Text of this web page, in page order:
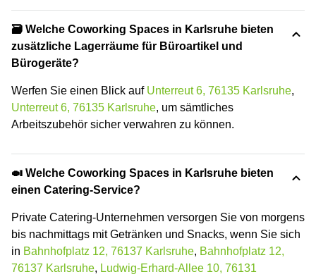
🗃️ Welche Coworking Spaces in Karlsruhe bieten
zusätzliche Lagerräume für Büroartikel und
Bürogeräte?
Werfen Sie einen Blick auf Unterreut 6, 76135 Karlsruhe,
Unterreut 6, 76135 Karlsruhe, um sämtliches
Arbeitszubehör sicher verwahren zu können.
🍛 Welche Coworking Spaces in Karlsruhe bieten
einen Catering-Service?
Private Catering-Unternehmen versorgen Sie von morgens
bis nachmittags mit Getränken und Snacks, wenn Sie sich
in Bahnhofplatz 12, 76137 Karlsruhe, Bahnhofplatz 12,
76137 Karlsruhe, Ludwig-Erhard-Allee 10, 76131